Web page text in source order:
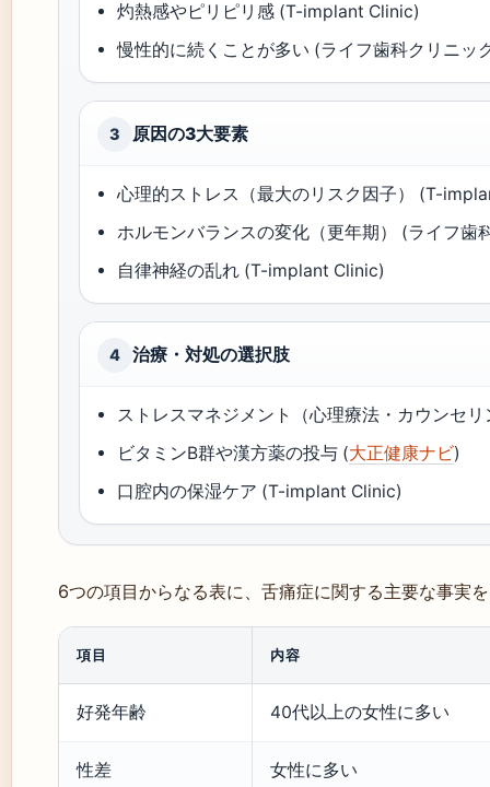
灼熱感やピリピリ感 (T-implant Clinic)
慢性的に続くことが多い (ライフ歯科クリニッ
3 原因の3大要素
心理的ストレス（最大のリスク因子） (T-
ホルモンバランスの変化（更年期） (ライフ歯
自律神経の乱れ (T-implant Clinic)
4 治療・対処の選択肢
ストレスマネジメント（心理療法・カウンセ
ビタミンB群や漢方薬の投与 (大正健康ナビ)
口腔内の保湿ケア (T-implant Clinic)
6つの項目からなる表に、舌痛症に関する主要な事実
項目 内容
好発年齢 40代以上の女性に多い
性差 女性に多い